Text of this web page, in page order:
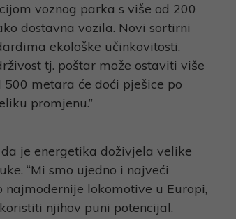
voznog parka s više od 200
dostavna vozila. Novi sortirni
ekološke učinkovitosti.
tj. poštar može ostaviti više
metara će doći pješice po
promjenu.”
je energetika doživjela velike
“Mi smo ujedno i najveći
lokomotive u Europi,
njihov puni potencijal.